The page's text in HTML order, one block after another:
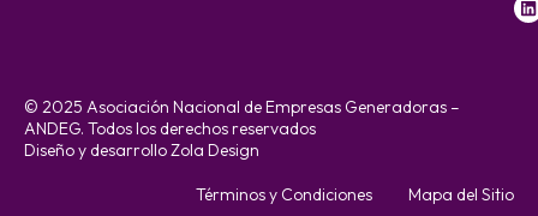
© 2025 Asociación Nacional de Empresas Generadoras –
ANDEG. Todos los derechos reservados
Diseño y desarrollo Zola Design
Términos y Condiciones Mapa del Sitio